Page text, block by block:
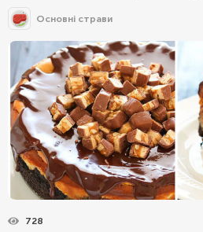
Основні страви
728